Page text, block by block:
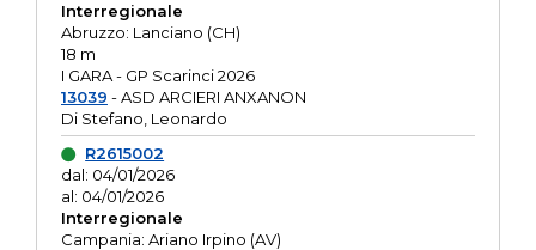
Interregionale
Abruzzo: Lanciano (CH)
18 m
I GARA - GP Scarinci 2026
13039 - ASD ARCIERI ANXANON
Di Stefano, Leonardo
R2615002
dal: 04/01/2026
al: 04/01/2026
Interregionale
Campania: Ariano Irpino (AV)